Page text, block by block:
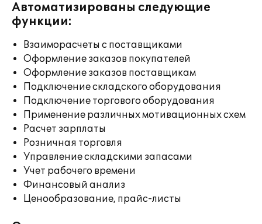
Автоматизированы следующие
функции:
Взаиморасчеты с поставщиками
Оформление заказов покупателей
Оформление заказов поставщикам
Подключение складского оборудования
Подключение торгового оборудования
Применение различных мотивационных схем
Расчет зарплаты
Розничная торговля
Управление складскими запасами
Учет рабочего времени
Финансовый анализ
Ценообразование, прайс-листы